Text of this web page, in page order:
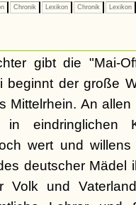
Chronik Lexikon Chronik Lexikon
gibt die "Mai-
beginnt der große
Mittelrhein. An
in eindringlichen
wert und
deutscher Mädel
Volk und